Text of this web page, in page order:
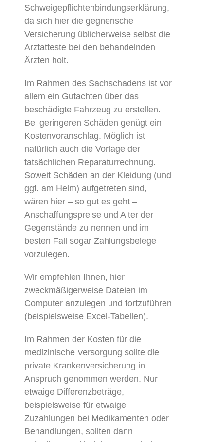
Schweigepflichtenbindungserklärung,
da sich hier die gegnerische
Versicherung üblicherweise selbst die
Arztatteste bei den behandelnden
Ärzten holt.
Im Rahmen des Sachschadens ist vor
allem ein Gutachten über das
beschädigte Fahrzeug zu erstellen.
Bei geringeren Schäden genügt ein
Kostenvoranschlag. Möglich ist
natürlich auch die Vorlage der
tatsächlichen Reparaturrechnung.
Soweit Schäden an der Kleidung (und
ggf. am Helm) aufgetreten sind,
wären hier – so gut es geht –
Anschaffungspreise und Alter der
Gegenstände zu nennen und im
besten Fall sogar Zahlungsbelege
vorzulegen.
Wir empfehlen Ihnen, hier
zweckmäßigerweise Dateien im
Computer anzulegen und fortzuführen
(beispielsweise Excel-Tabellen).
Im Rahmen der Kosten für die
medizinische Versorgung sollte die
private Krankenversicherung in
Anspruch genommen werden. Nur
etwaige Differenzbeträge,
beispielsweise für etwaige
Zuzahlungen bei Medikamenten oder
Behandlungen, sollten dann